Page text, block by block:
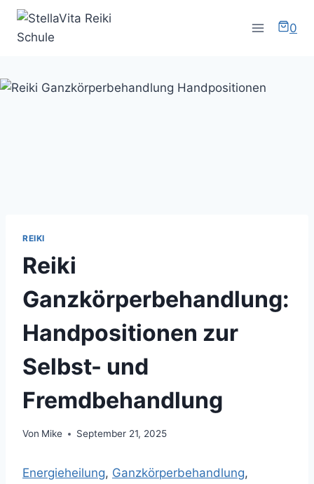
Zum
springen
0
REIKI
Reiki
Ganzkörperbehandlung:
Handpositionen zur
Selbst- und
Fremdbehandlung
Von Mike September 21, 2025
Energieheilung, Ganzkörperbehandlung